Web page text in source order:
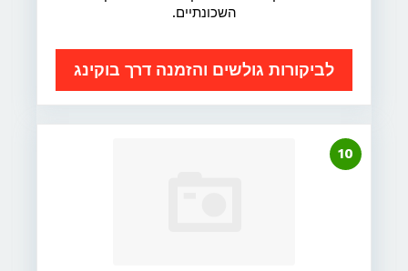
השכונתיים.
לביקורות גולשים והזמנה דרך בוקינג
10